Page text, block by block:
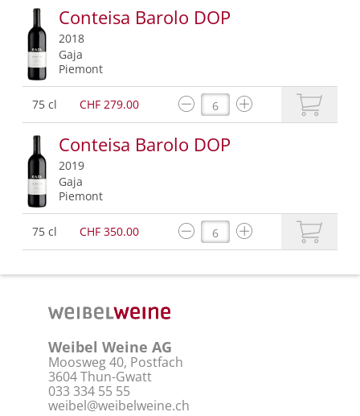
Conteisa Barolo DOP
2018
Gaja
Piemont
75 cl CHF 279.00
Conteisa Barolo DOP
2019
Gaja
Piemont
75 cl CHF 350.00
Weibel Weine AG
Moosweg 40, Postfach
3604 Thun-Gwatt
033 334 55 55
weibel@weibelweine.ch